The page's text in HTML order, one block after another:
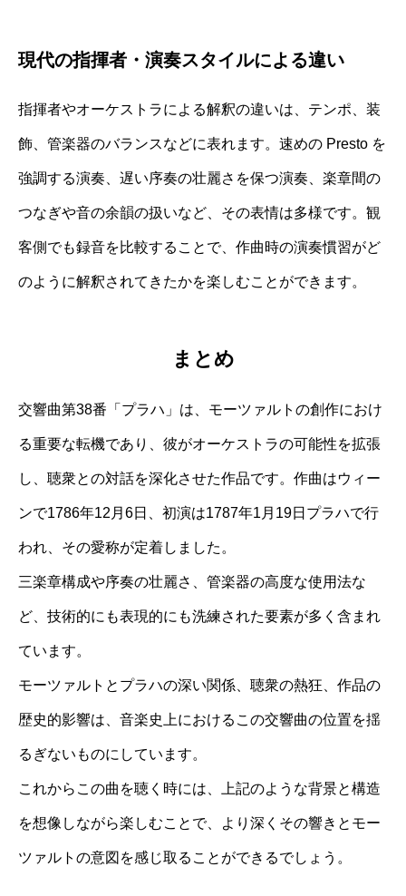
現代の指揮者・演奏スタイルによる違い
指揮者やオーケストラによる解釈の違いは、テンポ、装
飾、管楽器のバランスなどに表れます。速めの Presto を
強調する演奏、遅い序奏の壮麗さを保つ演奏、楽章間の
つなぎや音の余韻の扱いなど、その表情は多様です。観
客側でも録音を比較することで、作曲時の演奏慣習がど
のように解釈されてきたかを楽しむことができます。
まとめ
交響曲第38番「プラハ」は、モーツァルトの創作におけ
る重要な転機であり、彼がオーケストラの可能性を拡張
し、聴衆との対話を深化させた作品です。作曲はウィー
ンで1786年12月6日、初演は1787年1月19日プラハで行
われ、その愛称が定着しました。
三楽章構成や序奏の壮麗さ、管楽器の高度な使用法な
ど、技術的にも表現的にも洗練された要素が多く含まれ
ています。
モーツァルトとプラハの深い関係、聴衆の熱狂、作品の
歴史的影響は、音楽史上におけるこの交響曲の位置を揺
るぎないものにしています。
これからこの曲を聴く時には、上記のような背景と構造
を想像しながら楽しむことで、より深くその響きとモー
ツァルトの意図を感じ取ることができるでしょう。